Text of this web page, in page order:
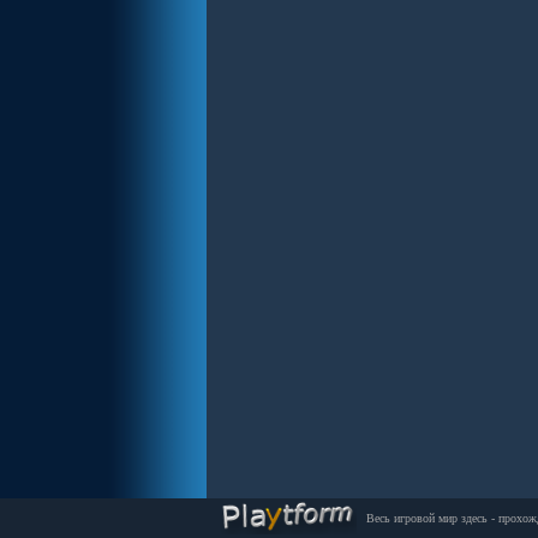
Весь игровой мир здесь -